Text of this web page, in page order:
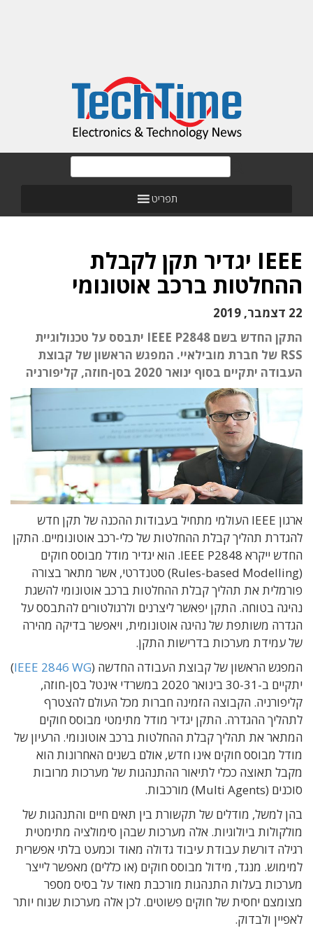
תפריט
IEEE יגדיר תקן לקבלת
ההחלטות ברכב אוטונומי
22 דצמבר, 2019
התקן החדש בשם IEEE P2848 יתבסס על טכנולוגיית
RSS של חברת מובילאיי. המפגש הראשון של קבוצת
העבודה יתקיים בסוף ינואר 2020 בסן-חוזה, קליפורניה
ארגון IEEE העולמי מתחיל בעבודות ההכנה של תקן חדש
להגדרת תהליך קבלת ההחלטות של כלי-רכב אוטונומיים. התקן
החדש ייקרא IEEE P2848. הוא יגדיר מודל מבוסס חוקים
(Rules-based Modelling) סטנדרטי, אשר מתאר בצורה
פורמלית את תהליך קבלת ההחלטות ברכב אוטונומי להשגת
נהיגה בטוחה. התקן יפאשר ליצרנים ולרגולטורים להתבסס על
הגדרה משותפת של נהיגה אוטונומית, ויאפשר בדיקה מהירה
של עמידת מערכות בדרישות התקן.
המפגש הראשון של קבוצת העבודה החדשה (IEEE 2846 WG
)
יתקיים ב-30-31 בינואר 2020 במשרדי אינטל בסן-חוזה,
קליפורניה. הקבוצה הזמינה חברות מכל העולם להצטרף
לתהליך ההגדרה. התקן יגדיר מודל מתימטי מבוסס חוקים
המתאר את תהליך קבלת ההחלטות ברכב אוטונומי. הרעיון של
מודל מבוסס חוקים אינו חדש, אולם בשנים האחרונות הוא
מקבל תאוצה ככלי לתיאור ההתנהגות של מערכות מרובות
סוכנים (Multi Agents) מורכבות.
בהן למשל, מודלים של תקשורת בין תאים חיים והתנהגות של
מולקולות ביולוגיות. אלה מערכות שבהן סימולציה מתימטית
רגילה דורשת עבודת עיבוד גדולה מאוד וכמעט בלתי אפשרית
למימוש. מנגד, מידול מבוסס חוקים (או כללים) מאפשר לייצר
מערכות בעלות התנהגות מורכבת מאוד על בסיס מספר
מצומצם יחסית של חוקים פשוטים. לכן אלה מערכות שנוח יותר
לאפיין ולבדוק.